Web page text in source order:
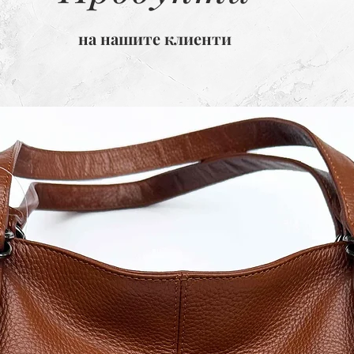
на нашите клиенти